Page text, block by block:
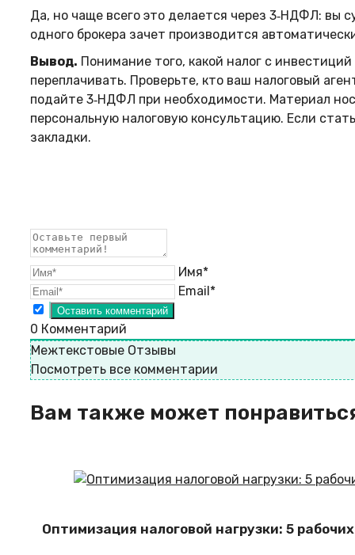
Да, но чаще всего это делается через 3‑НДФЛ: вы
одного брокера зачет производится
Вывод. Понимание того, какой налог с
переплачивать. Проверьте, кто ваш налоговый
подайте 3‑НДФЛ при необходимости. Материал
персональную налоговую консультацию. Если
закладки.
Имя*
Email*
0 Комментарий
Межтекстовые Отзывы
Посмотреть все комментарии
Вам также может
Оптимизация налоговой нагрузки: 5